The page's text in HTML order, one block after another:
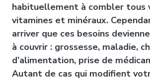
habituellement à combler tous
vitamines et minéraux.
arriver que ces besoins
à couvrir : grossesse, maladie,
d’alimentation, prise de
Autant de cas qui modifient